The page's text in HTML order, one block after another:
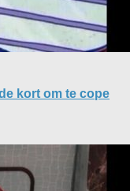
kort om te cope